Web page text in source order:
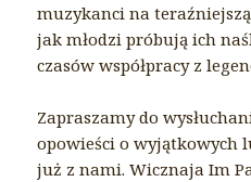
muzykanci na teraźniejszą
jak młodzi próbują ich
czasów współpracy z
Zapraszamy do
opowieści o wyjątkowych
już z nami. Wicznaja Im